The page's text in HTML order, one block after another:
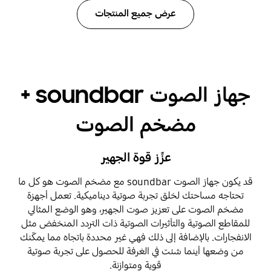
عرض جميع المنتجات
جهاز الصوت soundbar +
مضخم الصوت
عزِّز قوة الجهير
قد يكون جهاز الصوت soundbar مع مضخم الصوت هو كل ما
تحتاجه مساحتك لخلق تجربة صوتية ديناميكية. تعمل أجهزة
مضخم الصوت على تعزيز صوت الجهير، وهو الوضع المثالي
للمقاطع الصوتية والتأثيرات الصوتية ذات التردد المنخفض مثل
الانفجارات. بالإضافة إلى ذلك فهي غير محددة باتجاه مما يمكّنك
من وضعها أينما شئت في الغرفة للحصول على تجربة صوتية
قوية ومتوازنة.